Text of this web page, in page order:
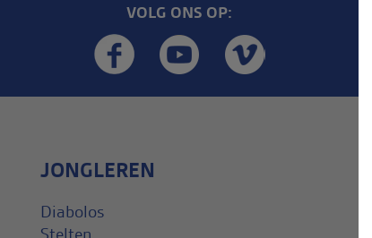
VOLG ONS OP:
JONGLEREN
Diabolos